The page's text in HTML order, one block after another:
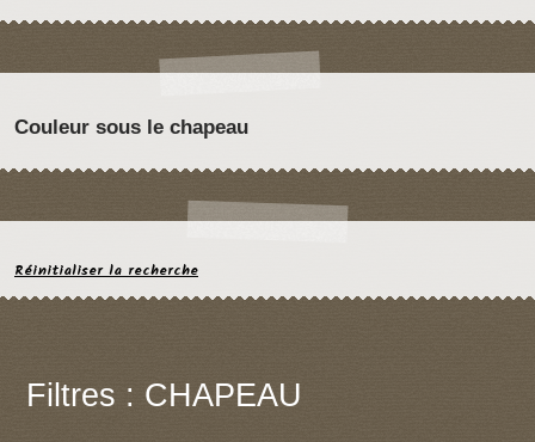
Couleur sous le chapeau
Réinitialiser la recherche
Filtres : CHAPEAU